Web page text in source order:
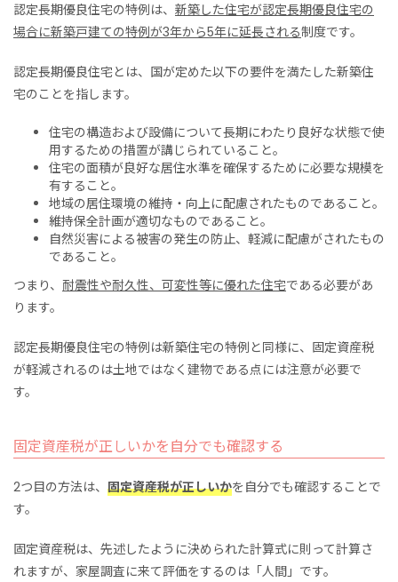
認定長期優良住宅の特例は、 新築した住宅が認定長期優良住宅の
場合に新築戸建ての特例が3年から5年に延長される制度です。
認定長期優良住宅とは、国が定めた以下の要件を満たした新築住
宅のことを指します。
住宅の構造および設備について長期にわたり良好な状態で使
用するための措置が講じられていること。
住宅の面積が良好な居住水準を確保するために必要な規模を
有すること。
地域の居住環境の維持・向上に配慮されたものであること。
維持保全計画が適切なものであること。
自然災害による被害の発生の防止、軽減に配慮がされたもの
であること。
つまり、 耐震性や耐久性、可変性等に優れた住宅である必要があ
ります。
認定長期優良住宅の特例は新築住宅の特例と同様に、固定資産税
が軽減されるのは土地ではなく建物である点には注意が必要で
す。
固定資産税が正しいかを自分でも確認する
2つ目の方法は、 固定資産税が正しいかを自分でも確認することで
す。
固定資産税は、先述したように決められた計算式に則って計算さ
れますが、家屋調査に来て評価をするのは「人間」です。